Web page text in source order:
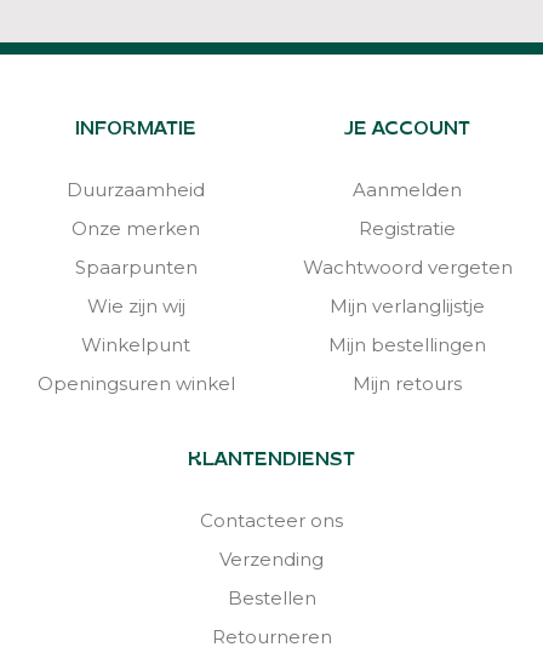
INFORMATIE
Duurzaamheid
Onze merken
Spaarpunten
Wie zijn wij
Winkelpunt
Openingsuren winkel
JE ACCOUNT
Aanmelden
Registratie
Wachtwoord vergeten
Mijn verlanglijstje
Mijn bestellingen
Mijn retours
KLANTENDIENST
Contacteer ons
Verzending
Bestellen
Retourneren